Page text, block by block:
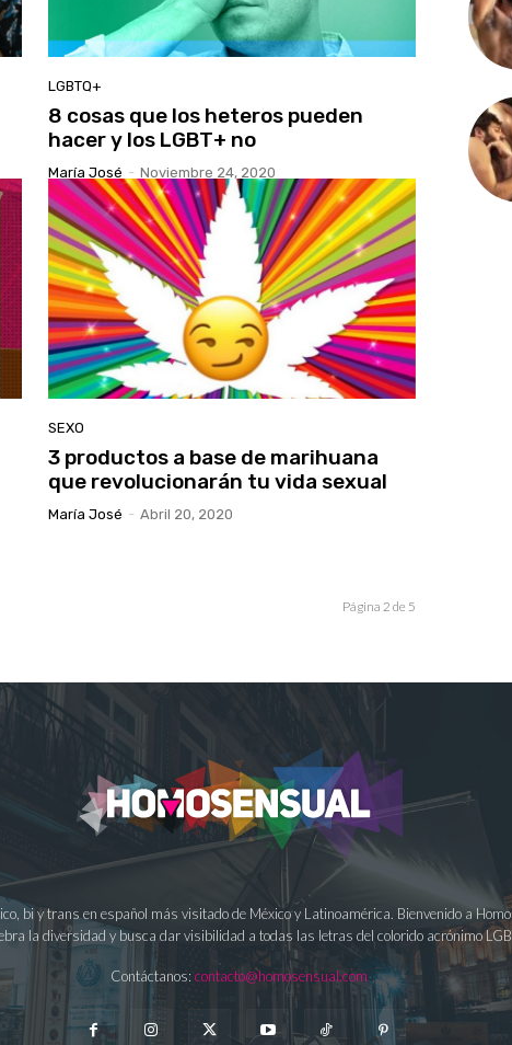
LGBTQ+
8 cosas que los heteros pueden
hacer y los LGBT+ no
María José - Noviembre 24, 2020
SEXO
3 productos a base de marihuana
que revolucionarán tu vida sexual
María José - Abril 20, 2020
Página 2 de 5
bi y trans en español más visitado de México y Latinoamérica. Bienvenido a
la diversidad y busca dar visibilidad a todas las letras del colorido acrónimo
Contáctanos: contacto@homosensual.com